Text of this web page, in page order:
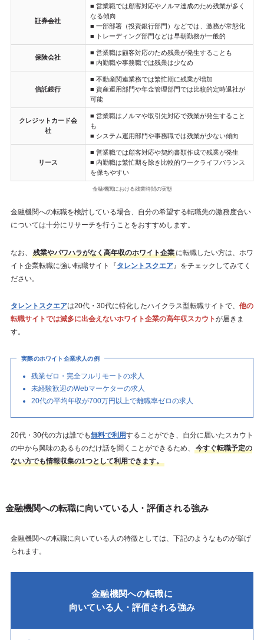
証券会社
■ 営業職では顧客対応やノルマ達成のため残業が多く
なる傾向
■ 一部部署（投資銀行部門）などでは、激務が常態化
■ トレーディング部門などは早朝勤務が一般的
保険会社
■ 営業職は顧客対応のため残業が発生することも
■ 内勤職や事務職では残業は少なめ
信託銀行
■ 不動産関連業務では繁忙期に残業が増加
■ 資産運用部門や年金管理部門では比較的定時退社が
可能
クレジットカード会
社
■ 営業職はノルマや取引先対応で残業が発生すること
も
■ システム運用部門や事務職では残業が少ない傾向
リース
■ 営業職では顧客対応や契約書類作成で残業が発生
■ 内勤職は繁忙期を除き比較的ワークライフバランス
を保ちやすい
金融機関における残業時間の実態
金融機関への転職を検討している場合、自分の希望する転職先の激務度合い
については十分にリサーチを行うことをおすすめします。
なお、 残業やパワハラがなく高年収のホワイト企業 に転職したい方は、ホワ
イト企業転職に強い転職サイト『タレントスクエア』をチェックしてみてく
ださい。
タレントスクエアは20代・30代に特化したハイクラス型転職サイトで、 他の
転職サイトでは滅多に出会えないホワイト企業の高年収スカウトが届きま
す。
実際のホワイト企業求人の例
残業ゼロ・完全フルリモートの求人
未経験歓迎のWebマーケターの求人
20代の平均年収が700万円以上で離職率ゼロの求人
20代・30代の方は誰でも無料で利用することができ、自分に届いたスカウト
の中から興味のあるものだけ話を聞くことができるため、
今すぐ転職予定の
ない方でも情報収集の1つとして利用できます。
金融機関への転職に向いている人・評価される強み
金融機関への転職に向いている人の特徴としては、下記のようなものが挙げ
られます。
金融機関への転職に
向いている人・評価される強み